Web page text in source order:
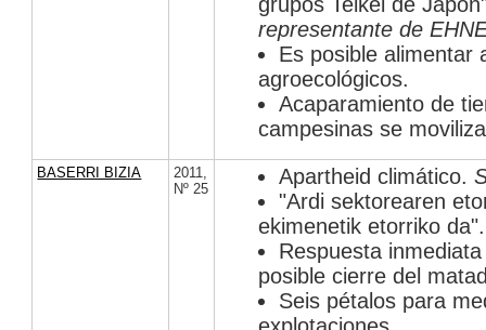
representante de
Es posible alimentar
agroecológicos.
Acaparamiento de
campesinas se
BASERRI BIZIA 2011,
Nº 25
Apartheid climático.
"Ardi sektorearen
ekimenetik etorriko
Respuesta
posible cierre del
Seis pétalos para